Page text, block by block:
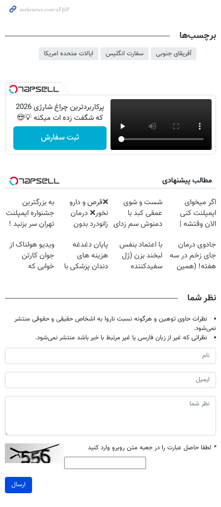
برچسب‌ها
آفریقای جنوبی سفارت انگلیس ایالات متحده امریکا
پرکاربردترین چراغ شارژی 2026
که شگفت زده ات میکنه 💡😍
ثبت سفارش
مطالب پیشنهادی
اگر میخوای
ایمپلنت کنی
الان وقتشه |
میلیون تومان!!!
شست و شوی
عمقی کبد با
دمنوش سم زدای
❌قرص‌ و دارو
نخور❌ درمان
زانودرد بدون
به بزرگترین
جشنواره ایمپلنت
تهران سر بزنید !
میلیون !
جادوی درمان
جای زخم در سه
هفته! (همین
با اعتماد بنفس
لبخند بزن (ژل
سفیدکننده
پایان دغدغه
هزینه های
دندان پزشکی با
ویدیو هولناک از
جوان کارتن
خوابی که
نظر شما
نظرات حاوی توهین و هرگونه نسبت ناروا به اشخاص حقیقی و حقوقی منتشر
نمی‌شود.
نظراتی که غیر از زبان فارسی یا غیر مرتبط با خبر باشد منتشر نمی‌شود.
* لطفا حاصل عبارت را در جعبه متن روبرو وارد کنید
ارسال